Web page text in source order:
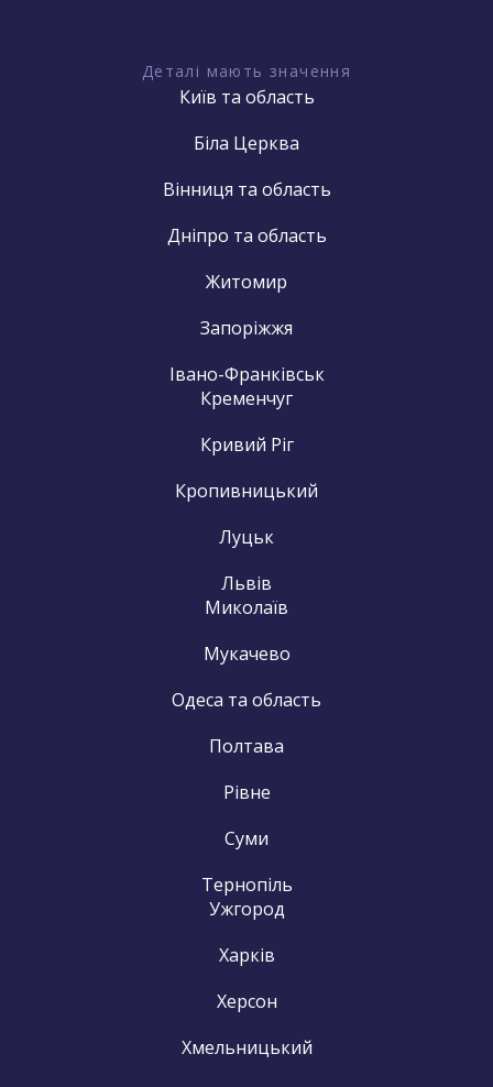
Деталі мають значення
Київ та область
Біла Церква
Вінниця та область
Дніпро та область
Житомир
Запоріжжя
Івано-Франківськ
Кременчуг
Кривий Ріг
Кропивницький
Луцьк
Львів
Миколаїв
Мукачево
Одеса та область
Полтава
Рівне
Суми
Тернопіль
Ужгород
Харків
Херсон
Хмельницький